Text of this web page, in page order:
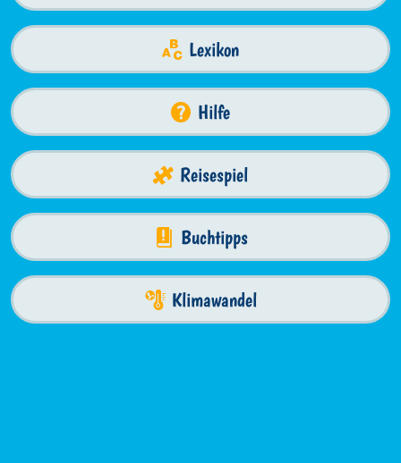
Lexikon
Hilfe
Reisespiel
Buchtipps
Klimawandel